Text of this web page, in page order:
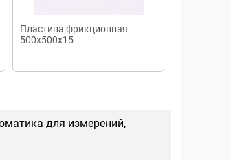
Пластина фрикционная
500х500х15
для измерений,